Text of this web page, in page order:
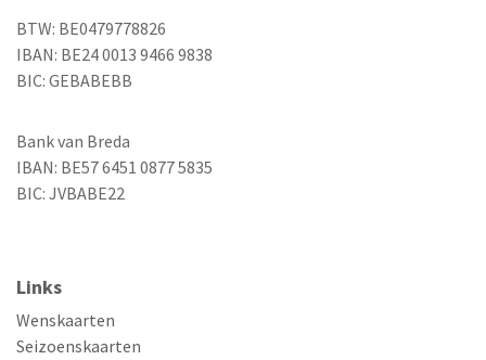
BTW: BE0479778826
IBAN: BE24 0013 9466 9838
BIC: GEBABEBB
Bank van Breda
IBAN: BE57 6451 0877 5835
BIC: JVBABE22
Links
Wenskaarten
Seizoenskaarten